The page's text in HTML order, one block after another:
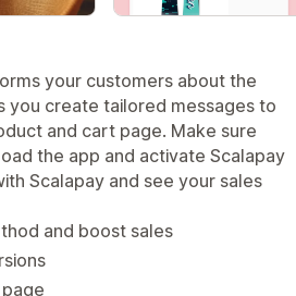
your customers about the
you create tailored messages to
and cart page. Make sure
the app and activate Scalapay
Scalapay and see your sales
and boost sales